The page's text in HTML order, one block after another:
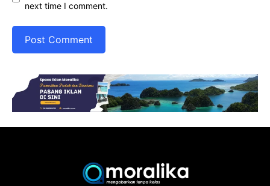
next time I comment.